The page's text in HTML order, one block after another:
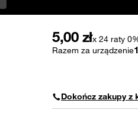
5,00 złx 24 raty
Razem za urządzenie
Dokończ zakupy z